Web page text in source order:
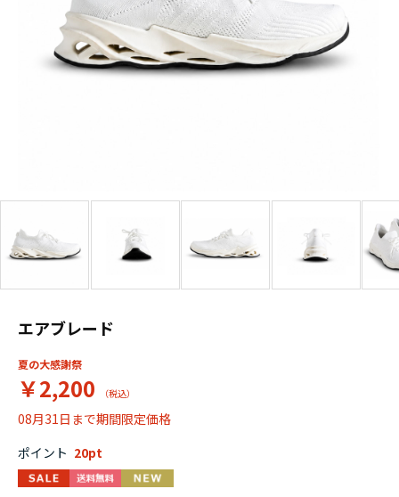
エアブレード
夏の大感謝祭
￥2,200
08月31日まで期間限定価格
ポイント 20